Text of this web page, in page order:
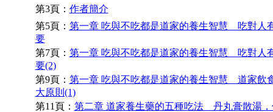
第3頁： 作者簡介
第5頁： 第一章 吃與不吃都是道家的養生智慧 吃對人
要
第7頁： 第一章 吃與不吃都是道家的養生智慧 吃對人
要(2)
第9頁： 第一章 吃與不吃都是道家的養生智慧 道家飲
大原則(1)
第11頁： 第二章 道家養生藥的五種吃法 丹丸膏散湯，